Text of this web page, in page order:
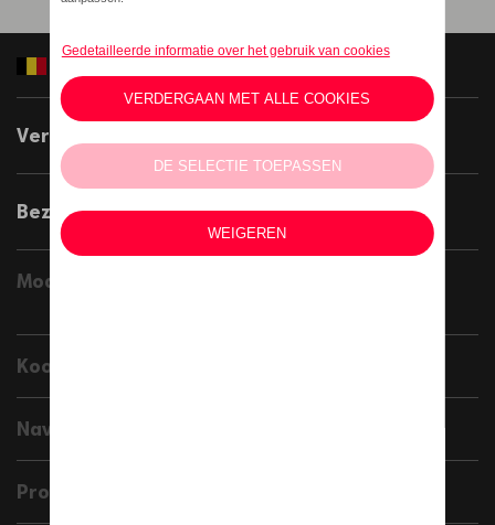
Modellen
Koopgids
Naverkoop
Professionelen
Belgium
Verander de taal >
Bezoek de internationale website >